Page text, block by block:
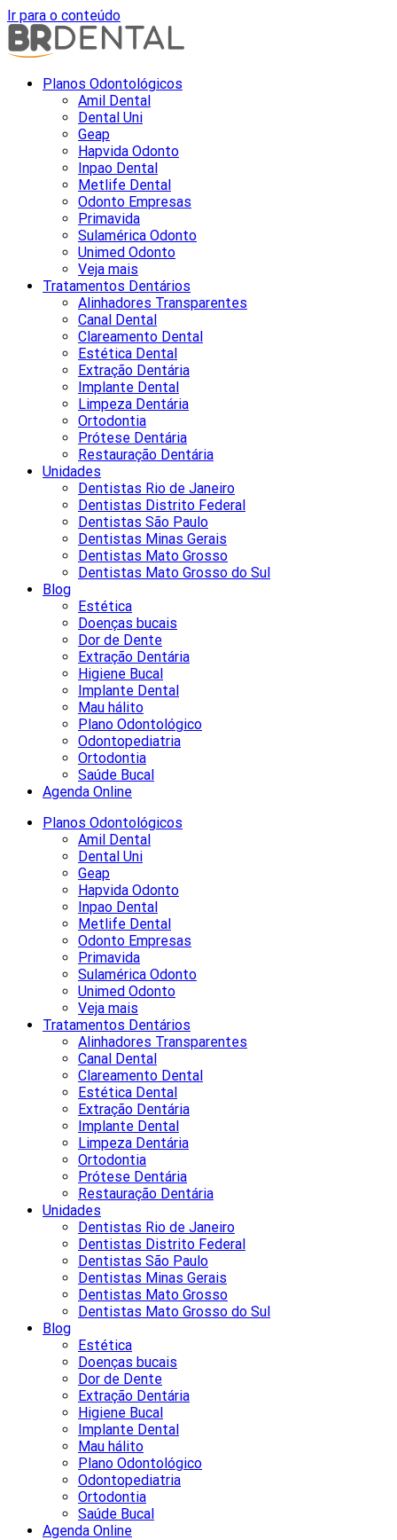
Ir para o conteúdo
Planos Odontológicos
Amil Dental
Dental Uni
Geap
Hapvida Odonto
Inpao Dental
Metlife Dental
Odonto Empresas
Primavida
Sulamérica Odonto
Unimed Odonto
Veja mais
Tratamentos Dentários
Alinhadores Transparentes
Canal Dental
Clareamento Dental
Estética Dental
Extração Dentária
Implante Dental
Limpeza Dentária
Ortodontia
Prótese Dentária
Restauração Dentária
Unidades
Dentistas Rio de Janeiro
Dentistas Distrito Federal
Dentistas São Paulo
Dentistas Minas Gerais
Dentistas Mato Grosso
Dentistas Mato Grosso do Sul
Blog
Estética
Doenças bucais
Dor de Dente
Extração Dentária
Higiene Bucal
Implante Dental
Mau hálito
Plano Odontológico
Odontopediatria
Ortodontia
Saúde Bucal
Agenda Online
Planos Odontológicos
Amil Dental
Dental Uni
Geap
Hapvida Odonto
Inpao Dental
Metlife Dental
Odonto Empresas
Primavida
Sulamérica Odonto
Unimed Odonto
Veja mais
Tratamentos Dentários
Alinhadores Transparentes
Canal Dental
Clareamento Dental
Estética Dental
Extração Dentária
Implante Dental
Limpeza Dentária
Ortodontia
Prótese Dentária
Restauração Dentária
Unidades
Dentistas Rio de Janeiro
Dentistas Distrito Federal
Dentistas São Paulo
Dentistas Minas Gerais
Dentistas Mato Grosso
Dentistas Mato Grosso do Sul
Blog
Estética
Doenças bucais
Dor de Dente
Extração Dentária
Higiene Bucal
Implante Dental
Mau hálito
Plano Odontológico
Odontopediatria
Ortodontia
Saúde Bucal
Agenda Online